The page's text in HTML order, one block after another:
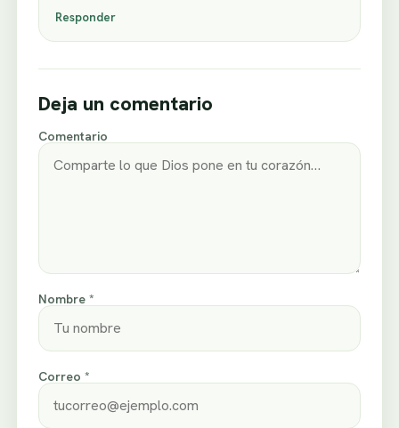
Responder
Deja un comentario
Comentario
Nombre *
Correo *